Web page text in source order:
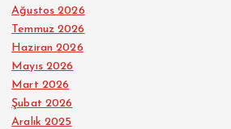
Ağustos 2026
Temmuz 2026
Haziran 2026
Mayıs 2026
Mart 2026
Şubat 2026
Aralık 2025